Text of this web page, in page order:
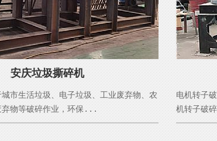
安庆垃圾撕碎机
市生活垃圾、电子垃圾、工业废弃物、农
弃物等破碎作业，环保...
电机转子
机转子破